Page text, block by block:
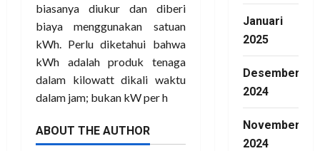
biasanya diukur dan diberi
biaya menggunakan satuan
kWh. Perlu diketahui bahwa
kWh adalah produk tenaga
dalam kilowatt dikali waktu
dalam jam; bukan kW per h
ABOUT THE AUTHOR
Januari
2025
Desember
2024
November
2024